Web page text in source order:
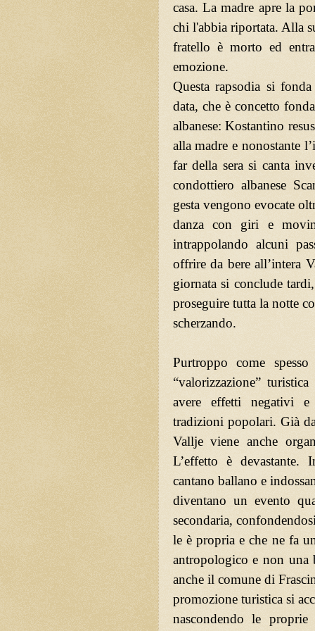
casa. La madre apre la
chi l'abbia riportata. Alla
fratello è morto ed
emozione.
Questa rapsodia si
data, che è concetto
albanese: Kostantino
alla madre e nonostante
far della sera si canta
condottiero albanese
gesta vengono evocate
danza con giri e
intrappolando alcuni
offrire da bere all’intera
giornata si conclude
proseguire tutta la notte
scherzando.
Purtroppo come
“valorizzazione”
avere effetti negativi e
tradizioni popolari. Già
Vallje viene anche
L’effetto è
cantano ballano e
diventano un evento
secondaria,
le è propria e che ne fa
antropologico e non una
anche il comune di
promozione turistica si
nascondendo le